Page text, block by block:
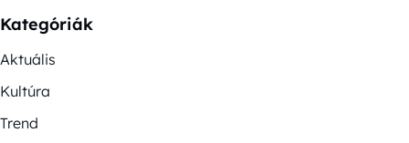
Kategóriák
Aktuális
Kultúra
Trend